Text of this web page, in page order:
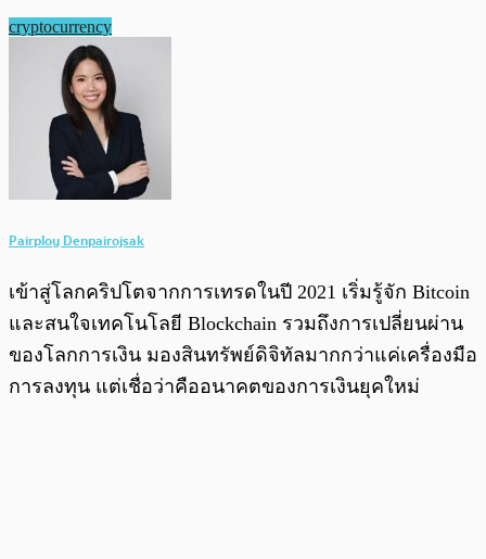
cryptocurrency
Pairploy Denpairojsak
เข้าสู่โลกคริปโตจากการเทรดในปี 2021 เริ่มรู้จัก Bitcoin
และสนใจเทคโนโลยี Blockchain รวมถึงการเปลี่ยนผ่าน
ของโลกการเงิน มองสินทรัพย์ดิจิทัลมากกว่าแค่เครื่องมือ
การลงทุน แต่เชื่อว่าคืออนาคตของการเงินยุคใหม่